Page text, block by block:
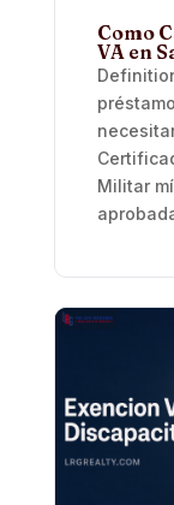
Como
VA en
Militar